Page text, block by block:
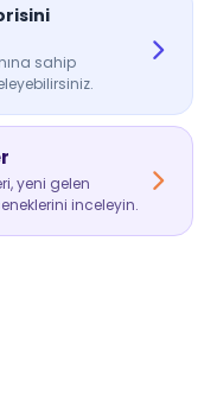
sahip
yeni gelen
inceleyin.